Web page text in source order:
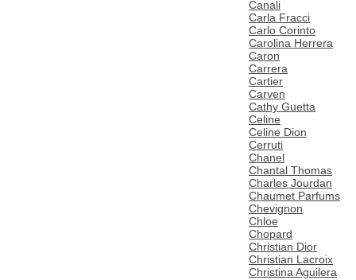
Canali
Carla Fracci
Carlo Corinto
Carolina Herrera
Caron
Carrera
Cartier
Carven
Cathy Guetta
Celine
Celine Dion
Cerruti
Chanel
Chantal Thomas
Charles Jourdan
Chaumet Parfums
Chevignon
Chloe
Chopard
Christian Dior
Christian Lacroix
Christina Aguilera